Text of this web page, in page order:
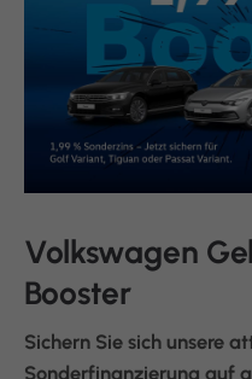
Volkswagen
Booster
Sichern Sie sich unsere
Sonderfinanzierung auf